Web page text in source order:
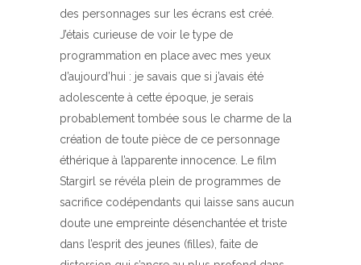
des personnages sur les écrans est créé.
J’étais curieuse de voir le type de
programmation en place avec mes yeux
d’aujourd’hui : je savais que si j’avais été
adolescente à cette époque, je serais
probablement tombée sous le charme de la
création de toute pièce de ce personnage
éthérique à l’apparente innocence. Le film
Stargirl se révéla plein de programmes de
sacrifice codépendants qui laisse sans aucun
doute une empreinte désenchantée et triste
dans l’esprit des jeunes (filles), faite de